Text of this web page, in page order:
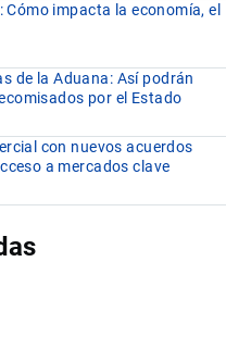
impacta la economía, el
de la Aduana: Así podrán
por el Estado
con nuevos acuerdos
a mercados clave